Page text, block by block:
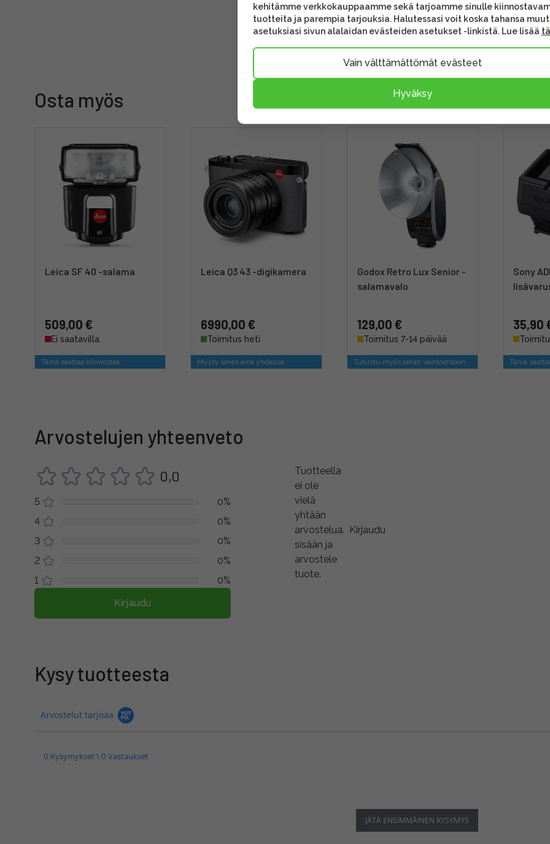
Osta myös
Leica SF 40 -salama
509,00 €
Ei saatavilla
Tämä saattaa kiinnostaa
Leica Q3 43 -digikamera
6990,00 €
Toimitus heti
Myyty lähes aina yhdessä
Godox Retro Lux Senior -
salamavalo
129,00 €
Toimitus 7-14 päivää
Tutustu myös tähän vaihtoehtoon
Sony
35,90
Tämä
Arvostelujen yhteenveto
0,0
5
0%
4
0%
3
0%
2
0%
1
0%
Kirjaudu
Tuotteella
ei ole
vielä
yhtään
arvostelua. Kirjaudu
sisään ja
arvostele
tuote.
Kysy tuotteesta
Arvostelut tarjoaa
0 Kysymykset \ 0 Vastaukset
JÄTÄ ENSIMMÄINEN KYSYMYS
kehitämme verkkokauppaamme sekä tarjoamme sinulle
tuotteita ja parempia tarjouksia. Halutessasi voit koska tahansa
asetuksiasi sivun alalaidan evästeiden asetukset -linkistä. Lue lisää
Vain välttämättömät evästeet
Hyväksy